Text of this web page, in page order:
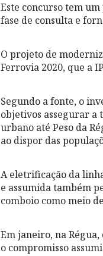
Este concurso tem
fase de consulta e
O projeto de
Ferrovia 2020, que a
Segundo a fonte, o
objetivos assegurar a
urbano até Peso da
ao dispor das
A eletrificação da
e assumida também
comboio como meio
Em janeiro, na
o compromisso